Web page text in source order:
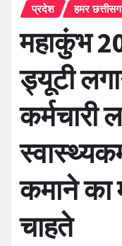
प्रदेश हमर
महाकुंभ
ड्यूटी
कर्मचारी
कमाने का
चाहते